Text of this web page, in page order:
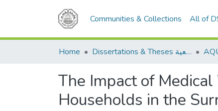
Communities & Collections All of
Home Dissertations & Theses الرسائل الجامعية
The Impact of
Households in the